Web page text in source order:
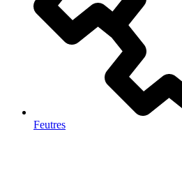
Feutres